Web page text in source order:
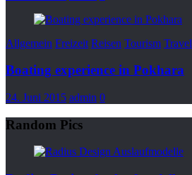
Allgemein Freizeit Reisen Tourism Travel
Boating experience in Pokhara
24. Juni 2015 admin 0
Random Pics